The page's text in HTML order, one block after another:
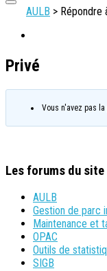
AULB > Répondre
Privé
Vous n'avez pas
Les forums du site
AULB
Gestion de parc
Maintenance et
OPAC
Outils de
SIGB